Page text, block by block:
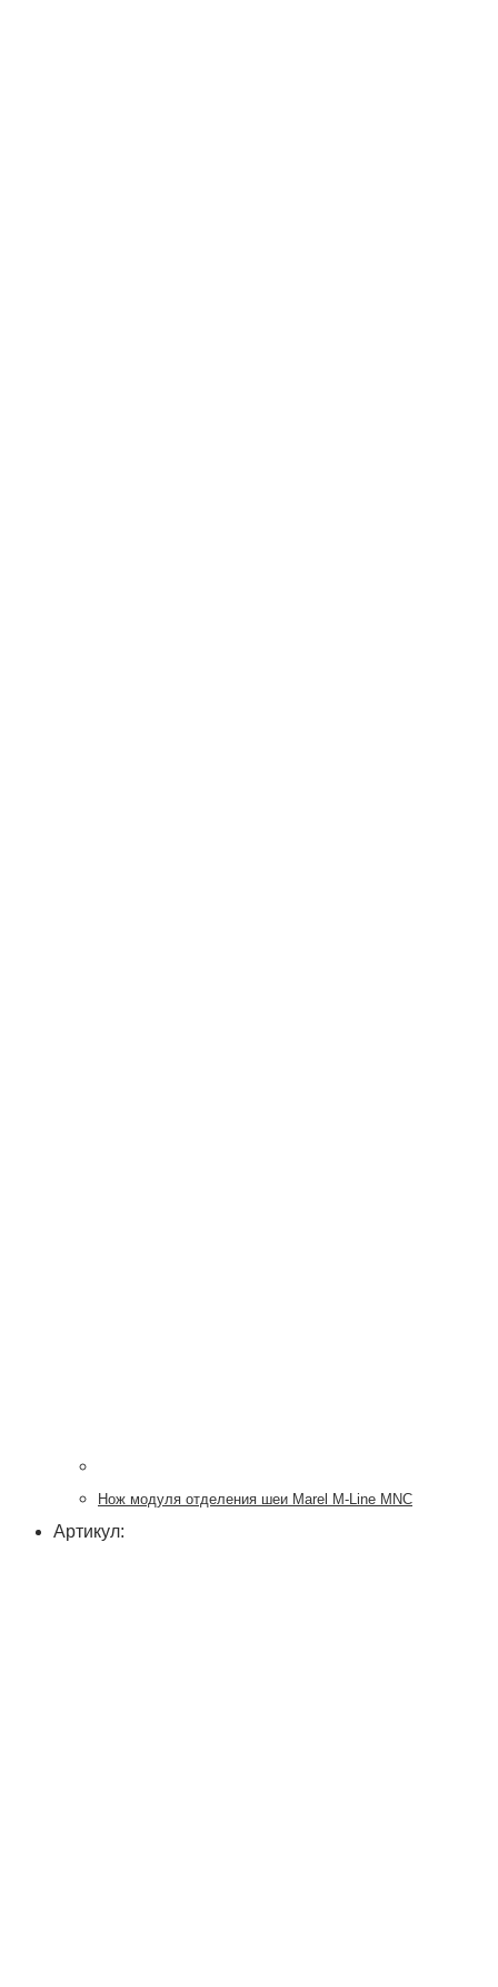
Нож модуля отделения шеи Marel M-Line MNC
Артикул: